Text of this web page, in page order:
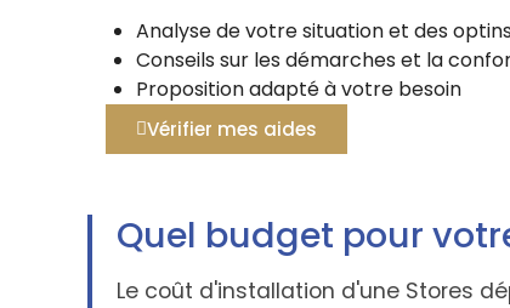
Analyse de votre situation et des
Conseils sur les démarches et la
Proposition adapté à votre besoin
Vérifier mes aides
Quel budget pour
Le coût d'installation d'une Stores